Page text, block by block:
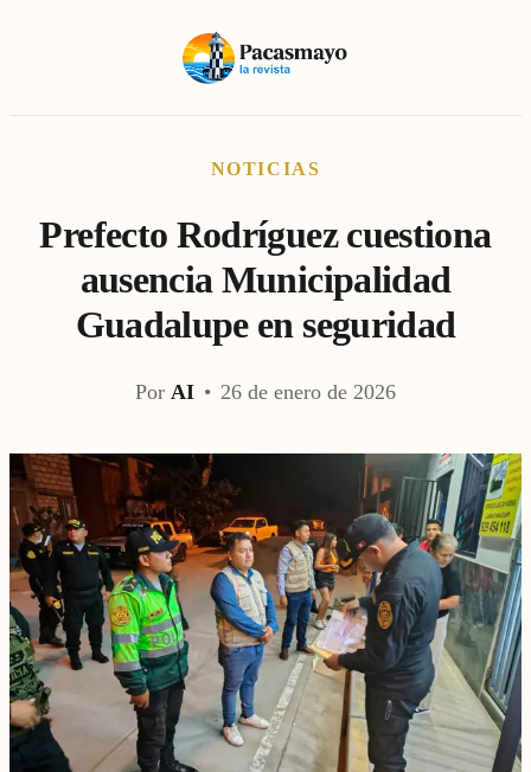
NOTICIAS
Prefecto Rodríguez cuestiona
ausencia Municipalidad
Guadalupe en seguridad
Por AI • 26 de enero de 2026